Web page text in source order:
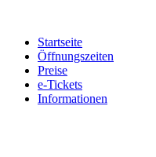
Startseite
Öffnungszeiten
Preise
e-Tickets
Informationen